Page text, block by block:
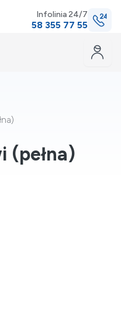
Infolinia 24/7
58 355 77 55
(pełna)